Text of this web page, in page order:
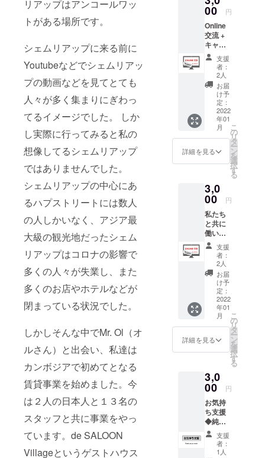
リアップはアンコールワッ
トがある場所です。
シェムリアップに来る前に
Youtubeなどでシェムリアッ
プの動画などを見てとても
人々が多く集まりにぎわっ
てるイメージでした。 しか
し実際に行ってみると私の
想像してるシェムリアップ
ではありませんでした。
シェムリアップの中心にあ
るハプストリートには数人
の人しかいなく、アジア最
大級の観光地だったシェム
リアップはコロナの影響で
多くの人々が失業し、また
多くのお店やホテルなどが
閉まっている状況でした。
しかしそんな中でMr. Ol（オ
ルさん）と出会い、私達は
カンボジアで初めてとなる
賃貸事業を始めました。今
は２人の日本人と１３名の
スタッフと共に事業をやっ
ています。de SALOON
Villageというゲストハウス
トのあ
るアジ
ア屈指
の観光
地カン
ボジ
ア・
シェム
リアッ
プの日
本語ガ
イドの
みなさ
んがご
支援者
様に言
語・英
語）、
歴史、
生活様
式、人
柄、カ
ンボジ
アが今
どのよ
うに発
展して
いるの
か？な
ど自由
なコン
テンツ
をZoom
て交流
して頂
す。 将
来、カ
ンボジ
アへ旅
行を考
えてい
00 円
Online
交流 +
キャン
ディー
アン
コール
（メッ
セージ
入り）
[商品詳
細] ・名
称：世
界の魔
法のあ
めちゃ
名：砂
糖、水
飴、酸
味料、
香料、
大豆
油、着
色料 ・
原料原
産地：
タイ ・
内容
量：４
０g ・
保存方
法：直
射日
て保存
してく
・添加
物表
示：食
用黄色4
号、青
色1号、
支援
者：
2人
お届
け予
定：
2022
年01
月
詳細を見る
こ
の
リ
タ
ー
ン
を
選
択
す
る
3,0
00 円
私たち
と共に
働いて
いるス
タッフ
が幼少
期育っ
た孤児
院の子
供たち
が作っ
ている
キーホ
ルダー
です。
インを
画像の
商品一
覧から
お選び
頂けま
す。 ご
希望が
ない場
支援
者：
2人
お届
け予
定：
2022
年01
月
詳細を見る
こ
の
リ
タ
ー
ン
を
選
択
す
る
3,0
00 円
お気持
ち支援
◆純粋
に企画
に賛同
し、支
支援
者：
1人